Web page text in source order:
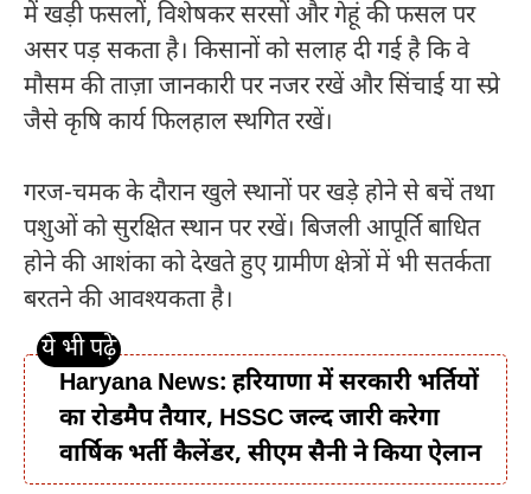
में खड़ी फसलों, विशेषकर सरसों और गेहूं की फसल पर
असर पड़ सकता है। किसानों को सलाह दी गई है कि वे
मौसम की ताज़ा जानकारी पर नजर रखें और सिंचाई या स्प्रे
जैसे कृषि कार्य फिलहाल स्थगित रखें।
गरज-चमक के दौरान खुले स्थानों पर खड़े होने से बचें तथा
पशुओं को सुरक्षित स्थान पर रखें। बिजली आपूर्ति बाधित
होने की आशंका को देखते हुए ग्रामीण क्षेत्रों में भी सतर्कता
बरतने की आवश्यकता है।
Haryana News: हरियाणा में सरकारी भर्तियों
का रोडमैप तैयार, HSSC जल्द जारी करेगा
वार्षिक भर्ती कैलेंडर, सीएम सैनी ने किया ऐलान